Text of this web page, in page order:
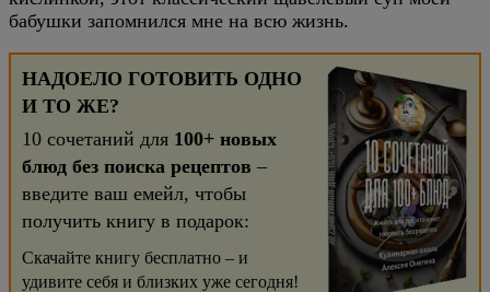
бабушки запомнился мне на всю жизнь.
НАДОЕЛО ГОТОВИТЬ ОДНО
И ТО ЖЕ?
10 сочетаний для 100+ новых
блюд без поиска рецептов –
введите ваш емейл, чтобы
получить книгу в подарок:
Скачайте книгу бесплатно – и
удивите себя и близких уже сегодня!